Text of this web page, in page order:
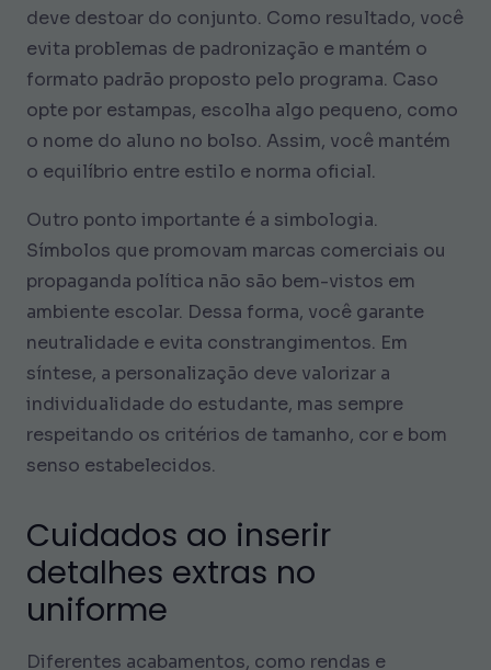
deve destoar do conjunto. Como resultado, você
evita problemas de padronização e mantém o
formato padrão proposto pelo programa. Caso
opte por estampas, escolha algo pequeno, como
o nome do aluno no bolso. Assim, você mantém
o equilíbrio entre estilo e norma oficial.
Outro ponto importante é a simbologia.
Símbolos que promovam marcas comerciais ou
propaganda política não são bem-vistos em
ambiente escolar. Dessa forma, você garante
neutralidade e evita constrangimentos. Em
síntese, a personalização deve valorizar a
individualidade do estudante, mas sempre
respeitando os critérios de tamanho, cor e bom
senso estabelecidos.
Cuidados ao inserir
detalhes extras no
uniforme
Diferentes acabamentos, como rendas e